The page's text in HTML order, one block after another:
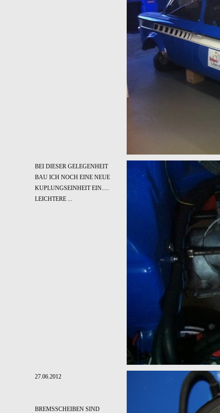
BEI DIESER GELEGENHEIT
BAU ICH NOCH EINE NEUE
KUPLUNGSEINHEIT EIN.....
LEICHTERE ...
27.06.2012
BREMSSCHEIBEN SIND